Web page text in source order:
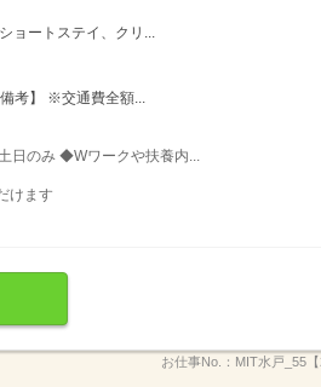
ョートステイ、クリ...
考】 ※交通費全額...
日のみ ◆Wワークや扶養内...
けます
お仕事No.： MIT水戸_55【